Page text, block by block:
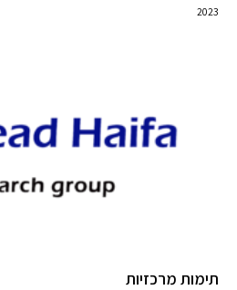
2023
תימות מרכזיות